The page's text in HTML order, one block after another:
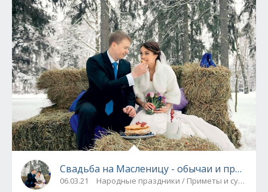
Свадьба на Масленицу - обычаи и приметы
06.03.21 Народные праздники / Приметы и суеверия